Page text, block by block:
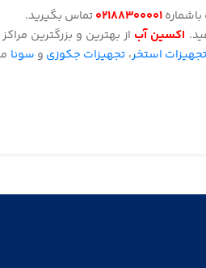
۰۲۱۸۸۳۰۰۰۰۱تماس بگیرید.
اکسین آب از بهترین و بزرگترین
تجهیزات استخر، تجهیزات جکوزی و سونا